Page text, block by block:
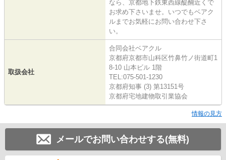
なら、京都地下鉄東西線醍醐近くで
お求め下さいませ。いつでもベアク
ルまでお気軽にお問い合わせ下さ
い。
取扱会社
合同会社ベアクル
京都府京都市山科区竹鼻竹ノ街道町1
8-10 山本ビル 1階
TEL:075-501-1230
京都府知事 (3) 第13151号
京都府宅地建物取引業協会
情報の見方
メールでお問い合わせする(無料)